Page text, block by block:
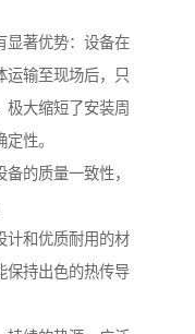
显著优势：设备在
运输至现场后，只
极大缩短了安装周
性。
的质量一致性，
计和优质耐用的材
保持出色的热传导